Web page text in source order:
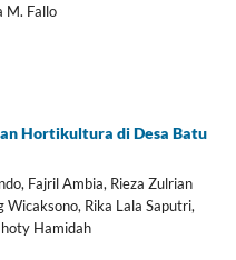
M. Fallo
Hortikultura di Desa Batu
Fajril Ambia, Rieza Zulrian
Rika Lala Saputri,
Hamidah